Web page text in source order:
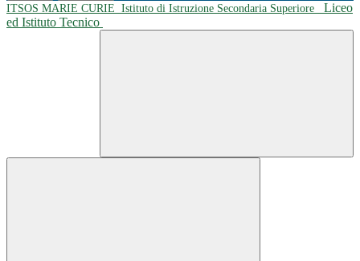
ITSOS MARIE CURIE Istituto di Istruzione Secondaria Superiore
Liceo
ed Istituto Tecnico